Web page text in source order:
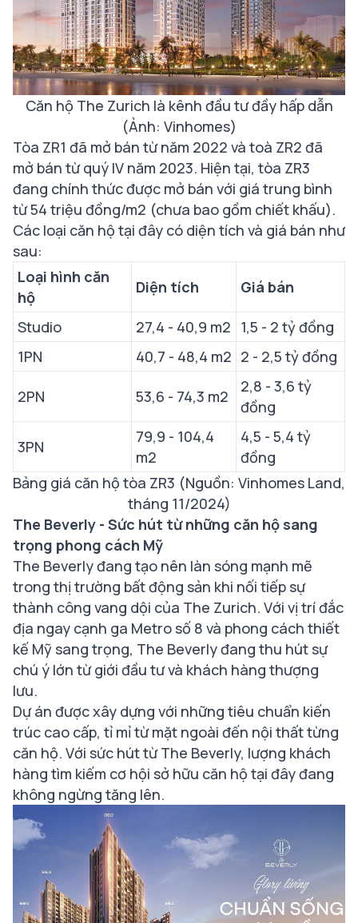
Căn hộ The Zurich là kênh đầu tư đầy hấp dẫn
(Ảnh: Vinhomes)
Tòa ZR1 đã mở bán từ năm 2022 và toà ZR2 đã
mở bán từ quý IV năm 2023. Hiện tại, tòa ZR3
đang chính thức được mở bán với giá trung bình
từ 54 triệu đồng/m2 (chưa bao gồm chiết khấu).
Các loại căn hộ tại đây có diện tích và giá bán như
sau:
Loại hình căn
hộ
Diện tích Giá bán
Studio 27,4 - 40,9 m2 1,5 - 2 tỷ đồng
1PN
40,7 - 48,4 m2 2 - 2,5 tỷ đồng
2PN 53,6 - 74,3 m2
2,8 - 3,6 tỷ
đồng
3PN
79,9 - 104,4
m2
4,5 - 5,4 tỷ
đồng
Bảng giá căn hộ tòa ZR3 (Nguồn: Vinhomes Land,
tháng 11/2024)
The Beverly - Sức hút từ những căn hộ sang
trọng phong cách Mỹ
The Beverly đang tạo nên làn sóng mạnh mẽ
trong thị trường bất động sản khi nối tiếp sự
thành công vang dội của The Zurich. Với vị trí đắc
địa ngay cạnh ga Metro số 8 và phong cách thiết
kế Mỹ sang trọng, The Beverly đang thu hút sự
chú ý lớn từ giới đầu tư và khách hàng thượng
lưu.
Dự án được xây dựng với những tiêu chuẩn kiến
trúc cao cấp, tỉ mỉ từ mặt ngoài đến nội thất từng
căn hộ. Với sức hút từ The Beverly, lượng khách
hàng tìm kiếm cơ hội sở hữu căn hộ tại đây đang
không ngừng tăng lên.